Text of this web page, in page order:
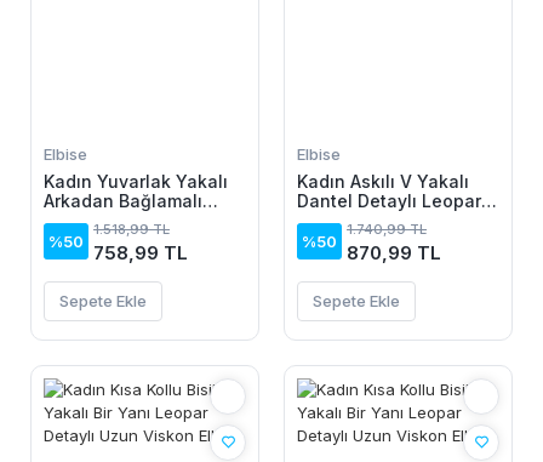
Elbise
Kadın Yuvarlak Yakalı
Arkadan Bağlamalı
Düğme Detaylı
Asimetrik Kesim Detaylı
Kısa Viskon Elbise
%50
1.518,99 TL
758,99 TL
Sepete Ekle
Elbise
Kadın Askılı V Yakalı
Dantel Detaylı Leopar
Desenli Süprem Atlet
Ve şort Ikili Takım
%50
1.740,99 TL
870,99 TL
Sepete Ekle